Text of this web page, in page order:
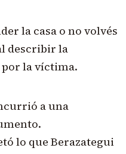
la casa o no volvés
describir la
la víctima.
a una
lo que Berazategui